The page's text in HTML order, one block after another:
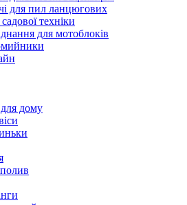
для пил ланцюгових
техніки
для мотоблоків
дому